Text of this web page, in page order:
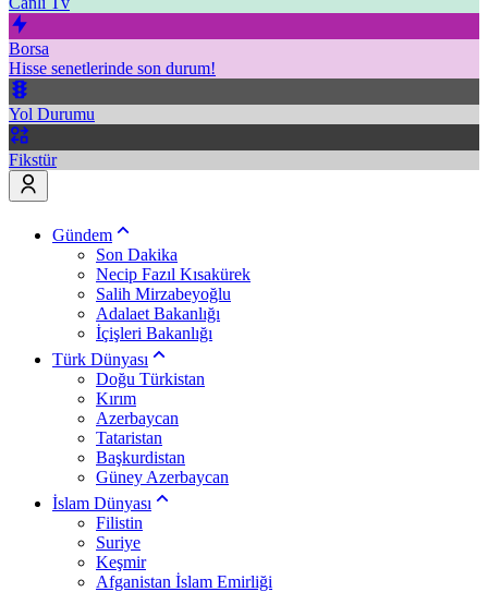
Borsa
Hisse senetlerinde son durum!
Yol Durumu
Fikstür
Gündem
Son Dakika
Necip Fazıl Kısakürek
Salih Mirzabeyoğlu
Adalaet Bakanlığı
İçişleri Bakanlığı
Türk Dünyası
Doğu Türkistan
Kırım
Azerbaycan
Tataristan
Başkurdistan
Güney Azerbaycan
İslam Dünyası
Filistin
Suriye
Keşmir
Afganistan İslam Emirliği